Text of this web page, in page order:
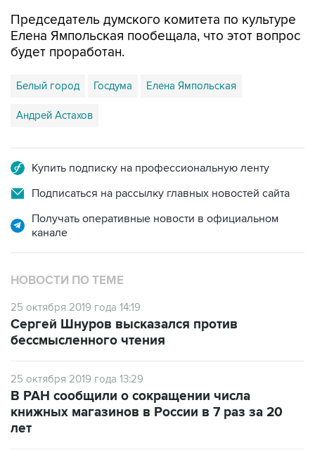
Председатель думского комитета по культуре
Елена Ямпольская пообещала, что этот вопрос
будет проработан.
Белый город Госдума Елена Ямпольская
Андрей Астахов
Купить подписку на профессиональную ленту
Подписаться на рассылку главных новостей сайта
Получать оперативные новости в официальном
канале
НОВОСТИ ПО ТЕМЕ
25 октября 2019 года 14:19
Сергей Шнуров высказался против
бессмысленного чтения
25 октября 2019 года 13:29
В РАН сообщили о сокращении числа
книжных магазинов в России в 7 раз за 20
лет